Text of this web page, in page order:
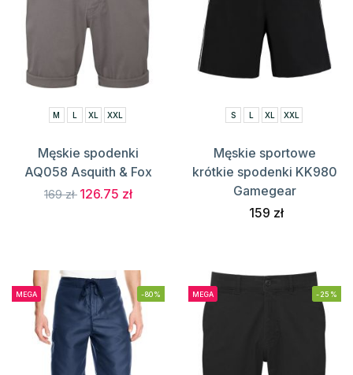
M L XL XXL
Męskie spodenki
AQ058 Asquith & Fox
169 zł 126.75 zł
S L XL XXL
Męskie sportowe
krótkie spodenki KK980
Gamegear
159 zł
MEGA -80% MEGA -25%